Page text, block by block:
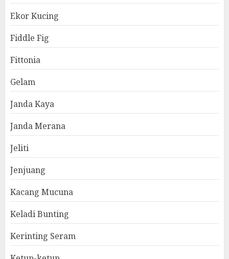
Ekor Kucing
Fiddle Fig
Fittonia
Gelam
Janda Kaya
Janda Merana
Jeliti
Jenjuang
Kacang Mucuna
Keladi Bunting
Kerinting Seram